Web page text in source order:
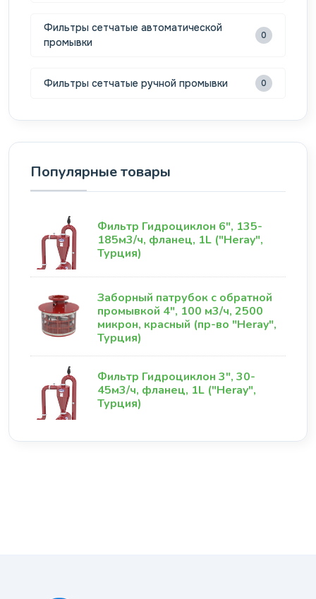
Фильтры сетчатые автоматической
промывки
0
Фильтры сетчатые ручной промывки 0
Популярные товары
Фильтр Гидроциклон 6", 135-
185м3/ч, фланец, 1L ("Heray",
Турция)
Заборный патрубок с обратной
промывкой 4", 100 м3/ч, 2500
микрон, красный (пр-во "Heray",
Турция)
Фильтр Гидроциклон 3", 30-
45м3/ч, фланец, 1L ("Heray",
Турция)